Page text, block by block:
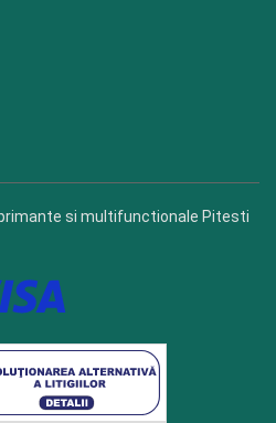
si multifunctionale Pitesti